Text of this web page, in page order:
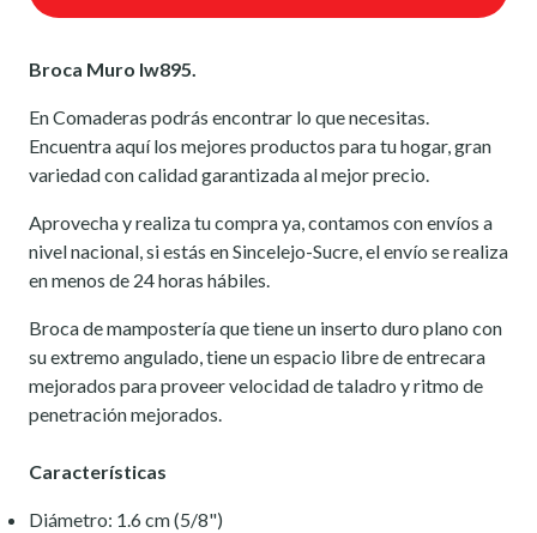
Broca Muro Iw895.
En Comaderas podrás encontrar lo que necesitas.
Encuentra aquí los mejores productos para tu hogar, gran
variedad con calidad garantizada al mejor precio.
Aprovecha y realiza tu compra ya, contamos con envíos a
nivel nacional, si estás en Sincelejo-Sucre, el envío se realiza
en menos de 24 horas hábiles.
Broca de mampostería que tiene un inserto duro plano con
su extremo angulado, tiene un espacio libre de entrecara
mejorados para proveer velocidad de taladro y ritmo de
penetración mejorados.
Características
Diámetro: 1.6 cm (5/8")